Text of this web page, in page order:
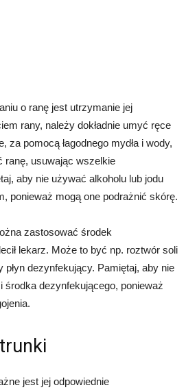
o ranę jest utrzymanie jej
rany, należy dokładnie umyć ręce
za pomocą łagodnego mydła i wody,
ranę, usuwając wszelkie
aby nie używać alkoholu lub jodu
ponieważ mogą one podrażnić skórę.
zastosować środek
lekarz. Może to być np. roztwór soli
płyn dezynfekujący. Pamiętaj, aby nie
dezynfekującego, ponieważ
jest jej odpowiednie